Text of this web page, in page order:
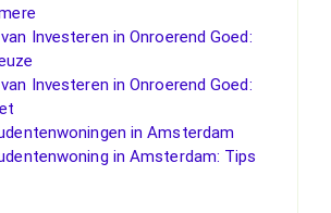
Investeren in Onroerend Goed:
Investeren in Onroerend Goed:
in Amsterdam
in Amsterdam: Tips